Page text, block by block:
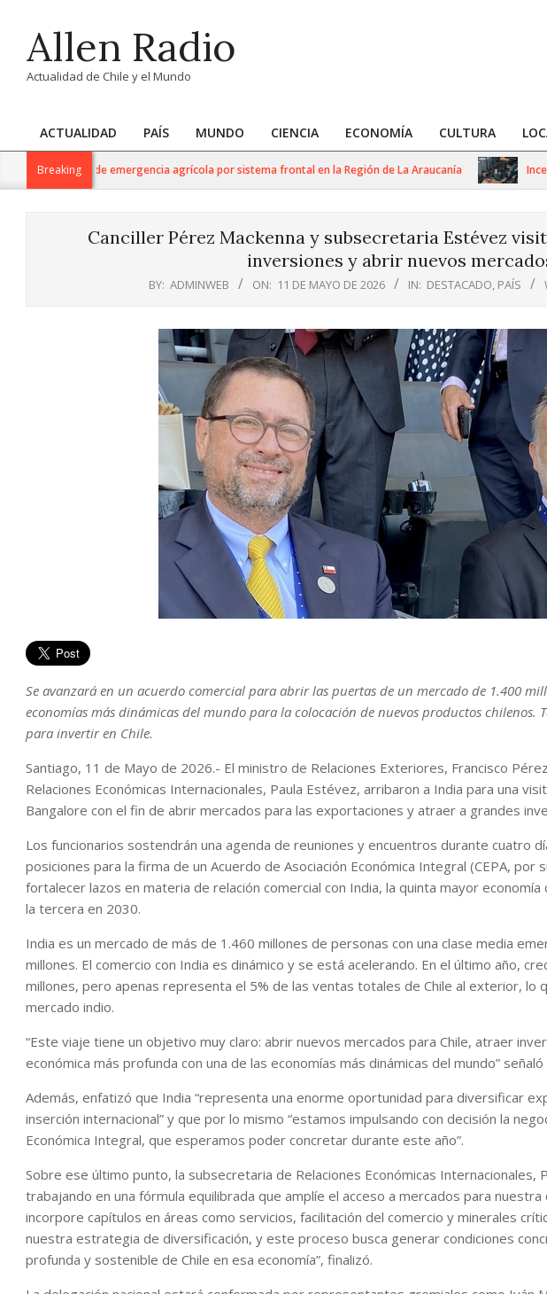
contentAllen Radio
Actualidad de Chile y el Mundo
Primary
Navigation
ACTUALIDAD PAÍS MUNDO CIENCIA ECONOMÍA CULTURA
Breakingde emergencia agrícola por sistema frontal en la Región de La Araucanía Incendio
Canciller Pérez Mackenna y subsecretaria Estévez
inversiones y abrir nuevos
BY: ADMINWEB ON: 11 DE MAYO DE 2026 IN: DESTACADO, PAÍS
Se avanzará en un acuerdo comercial para abrir las puertas de un mercado de 1.400
economías más dinámicas del mundo para la colocación de nuevos productos chilenos.
para invertir en Chile.
Santiago, 11 de Mayo de 2026.- El ministro de Relaciones Exteriores, Francisco
Relaciones Económicas Internacionales, Paula Estévez, arribaron a India para una
Bangalore con el fin de abrir mercados para las exportaciones y atraer a grandes
Los funcionarios sostendrán una agenda de reuniones y encuentros durante cuatro
posiciones para la firma de un Acuerdo de Asociación Económica Integral (CEPA, por
fortalecer lazos en materia de relación comercial con India, la quinta mayor
la tercera en 2030.
India es un mercado de más de 1.460 millones de personas con una clase media
millones. El comercio con India es dinámico y se está acelerando. En el último año,
millones, pero apenas representa el 5% de las ventas totales de Chile al exterior, lo
mercado indio.
“Este viaje tiene un objetivo muy claro: abrir nuevos mercados para Chile, atraer
económica más profunda con una de las economías más dinámicas del mundo”
Además, enfatizó que India “representa una enorme oportunidad para diversificar
inserción internacional” y que por lo mismo “estamos impulsando con decisión la
Económica Integral, que esperamos poder concretar durante este año”.
Sobre ese último punto, la subsecretaria de Relaciones Económicas Internacionales,
trabajando en una fórmula equilibrada que amplíe el acceso a mercados para
incorpore capítulos en áreas como servicios, facilitación del comercio y minerales
nuestra estrategia de diversificación, y este proceso busca generar condiciones
profunda y sostenible de Chile en esa economía”, finalizó.